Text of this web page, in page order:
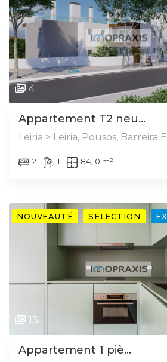
4
Appartement T2 neu...
Leiria > Leiria, Pousos, Barreira
2 1 84,10 m²
NOUVEAUTÉ SÉLECTION
13
Appartement 1 piè...